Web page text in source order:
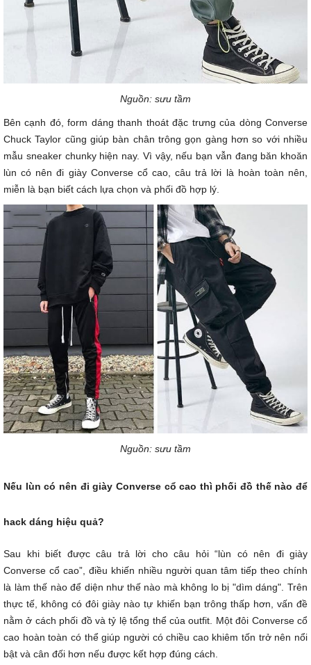
Nguồn: sưu tầm
Bên cạnh đó, form dáng thanh thoát đặc trưng của dòng Converse
Chuck Taylor cũng giúp bàn chân trông gọn gàng hơn so với nhiều
mẫu sneaker chunky hiện nay. Vì vậy, nếu bạn vẫn đang băn khoăn
lùn có nên đi giày Converse cổ cao, câu trả lời là hoàn toàn nên,
miễn là bạn biết cách lựa chọn và phối đồ hợp lý.
Nguồn: sưu tầm
Nếu lùn có nên đi giày Converse cổ cao thì phối đồ thế nào để
hack dáng hiệu quả?
Sau khi biết được câu trả lời cho câu hỏi “lùn có nên đi giày
Converse cổ cao”, điều khiến nhiều người quan tâm tiếp theo chính
là làm thế nào để diện như thế nào mà không lo bị "dìm dáng". Trên
thực tế, không có đôi giày nào tự khiến bạn trông thấp hơn, vấn đề
nằm ở cách phối đồ và tỷ lệ tổng thể của outfit. Một đôi Converse cổ
cao hoàn toàn có thể giúp người có chiều cao khiêm tốn trở nên nổi
bật và cân đối hơn nếu được kết hợp đúng cách.